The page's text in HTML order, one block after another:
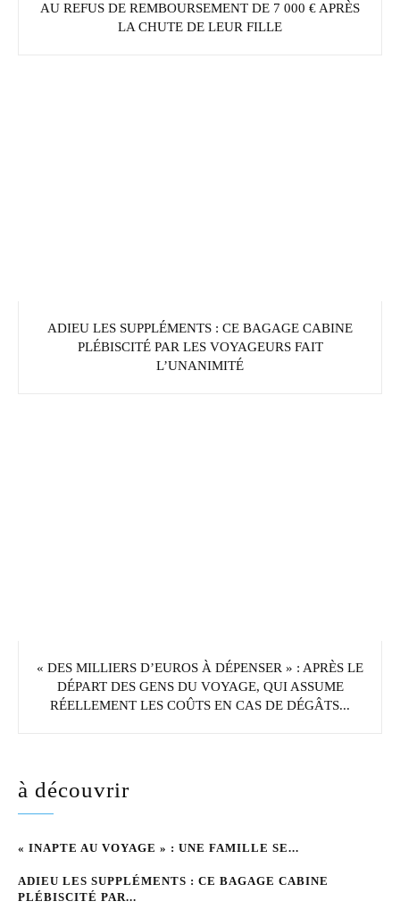
AU REFUS DE REMBOURSEMENT DE 7 000 € APRÈS
LA CHUTE DE LEUR FILLE
ADIEU LES SUPPLÉMENTS : CE BAGAGE CABINE
PLÉBISCITÉ PAR LES VOYAGEURS FAIT
L’UNANIMITÉ
« DES MILLIERS D’EUROS À DÉPENSER » : APRÈS LE
DÉPART DES GENS DU VOYAGE, QUI ASSUME
RÉELLEMENT LES COÛTS EN CAS DE DÉGÂTS...
à découvrir
« INAPTE AU VOYAGE » : UNE FAMILLE SE...
ADIEU LES SUPPLÉMENTS : CE BAGAGE CABINE
PLÉBISCITÉ PAR...